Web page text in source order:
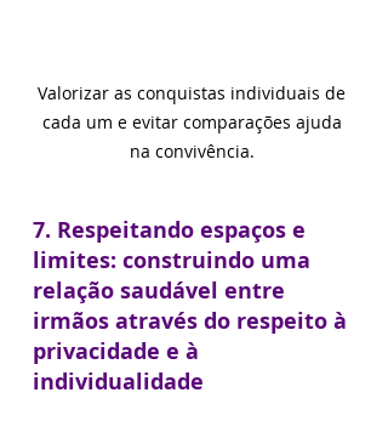
Valorizar as conquistas individuais de
cada um e evitar comparações ajuda
na convivência.
7. Respeitando espaços e
limites: construindo uma
relação saudável entre
irmãos através do respeito à
privacidade e à
individualidade